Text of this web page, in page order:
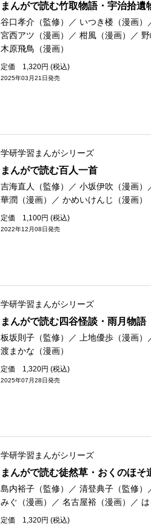
まんがで読む竹取物語・宇治拾遺
谷口孝介（監修） ／ いつき楼（漫画）
宮西アツ（漫画）
／ 柑風（漫画） ／
木原飛鳥（漫画）
定価 1,320円 (税込)
2025年03月21日発売
学研学習まんがシリーズ
まんがで読む百人一首
吉海直人（監修） ／ 小坂伊吹（漫画）
華潤（漫画）
／ かめいけんじ（漫画）
定価 1,100円 (税込)
2022年12月08日発売
学研学習まんがシリーズ
まんがで読む四谷怪談・雨月物語
板坂則子（監修） ／ 上地優歩（漫画）
渡まかな（漫画）
定価 1,320円 (税込)
2025年07月28日発売
学研学習まんがシリーズ
まんがで読む徒然草・おくのほそ
島内裕子（監修） ／ 清登典子（監修）
みぐ（漫画）
／ 名古屋裕（漫画） ／
定価 1,320円 (税込)